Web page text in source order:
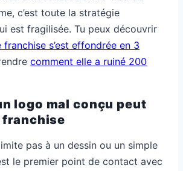
c’est toute la stratégie
est fragilisée. Tu peux découvrir
franchise s’est effondrée en 3
comment elle a ruiné 200
logo mal conçu peut
franchise
pas à un dessin ou un simple
le premier point de contact avec